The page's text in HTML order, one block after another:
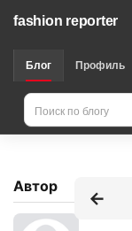
fashion reporter
Блог Профиль
Автор